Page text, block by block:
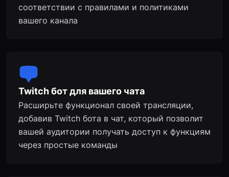
соответствии с правилами и политиками
вашего канала
Twitch бот для вашего чата
Расширьте функционал своей трансляции,
добавив Twitch бота в чат, который позволит
вашей аудитории получать доступ к функциям
через простые команды